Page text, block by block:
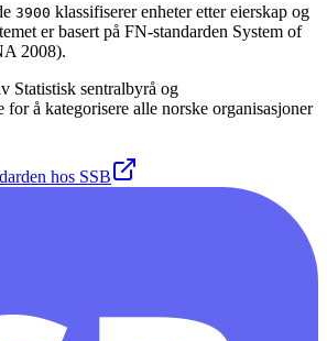
3900 klassifiserer enheter etter eierskap og
er basert på FN-standarden System of
2008).
Statistisk sentralbyrå og
for å kategorisere alle norske organisasjoner
hos SSB